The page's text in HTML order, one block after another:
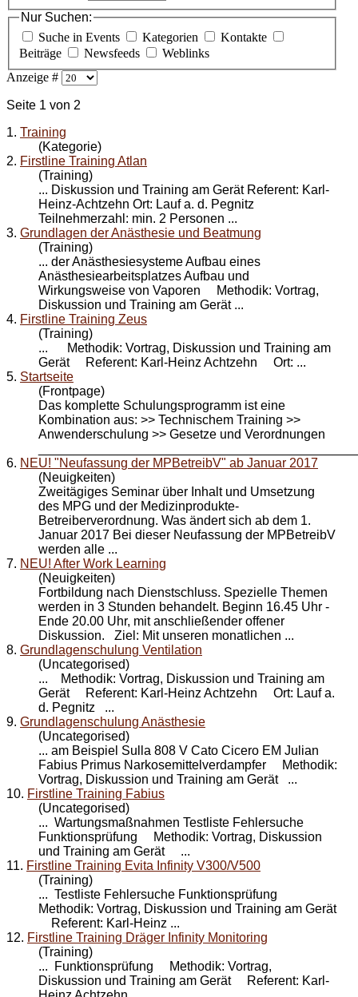
Nur Suchen:
Suche in Events
Kategorien
Kontakte
Beiträge
Newsfeeds
Weblinks
Anzeige #
Seite 1 von 2
1. Training
(Kategorie)
2. Firstline Training Atlan
(Training)
... Diskussion und Training am Gerät Referent: Karl-
Heinz-Achtzehn Ort: Lauf a. d. Pegnitz
Teilnehmerzahl: min. 2 Personen ...
3. Grundlagen der Anästhesie und Beatmung
(Training)
... der Anästhesiesysteme Aufbau eines
Anästhesiearbeitsplatzes Aufbau und
Wirkungsweise von Vaporen Methodik: Vortrag,
Diskussion und Training am Gerät ...
4. Firstline Training Zeus
(Training)
... Methodik: Vortrag, Diskussion und Training am
Gerät Referent: Karl-Heinz Achtzehn Ort: ...
5. Startseite
(Frontpage)
Das komplette Schulungsprogramm ist eine
Kombination aus: >> Technischem Training >>
Anwenderschulung >> Gesetze und Verordnungen
6. NEU! "Neufassung der MPBetreibV" ab Januar 2017
(Neuigkeiten)
Zweitägiges Seminar über Inhalt und Umsetzung
des MPG und der Medizinprodukte-
Betreiberverordnung. Was ändert sich ab dem 1.
Januar 2017 Bei dieser Neufassung der MPBetreibV
werden alle ...
7. NEU! After Work Learning
(Neuigkeiten)
Fortbildung nach Dienstschluss. Spezielle Themen
werden in 3 Stunden behandelt. Beginn 16.45 Uhr -
Ende 20.00 Uhr, mit anschließender offener
Diskussion. Ziel: Mit unseren monatlichen ...
8. Grundlagenschulung Ventilation
(Uncategorised)
... Methodik: Vortrag, Diskussion und Training am
Gerät Referent: Karl-Heinz Achtzehn Ort: Lauf a.
d. Pegnitz ...
9. Grundlagenschulung Anästhesie
(Uncategorised)
... am Beispiel Sulla 808 V Cato Cicero EM Julian
Fabius Primus Narkosemittelverdampfer Methodik:
Vortrag, Diskussion und Training am Gerät ...
10. Firstline Training Fabius
(Uncategorised)
... Wartungsmaßnahmen Testliste Fehlersuche
Funktionsprüfung Methodik: Vortrag, Diskussion
und Training am Gerät ...
11. Firstline Training Evita Infinity V300/V500
(Training)
... Testliste Fehlersuche Funktionsprüfung
Methodik: Vortrag, Diskussion und Training am Gerät
Referent: Karl-Heinz ...
12. Firstline Training Dräger Infinity Monitoring
(Training)
... Funktionsprüfung Methodik: Vortrag,
Diskussion und Training am Gerät Referent: Karl-